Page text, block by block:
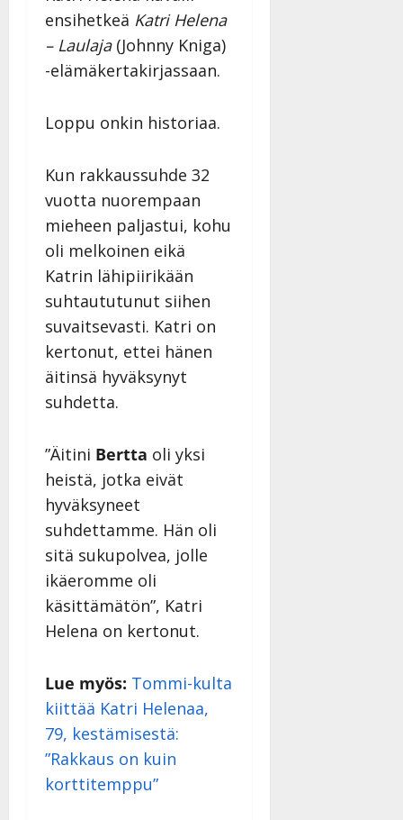
ensihetkeä Katri Helena
– Laulaja (Johnny Kniga)
-elämäkertakirjassaan.
Loppu onkin historiaa.
Kun rakkaussuhde 32
vuotta nuorempaan
mieheen paljastui, kohu
oli melkoinen eikä
Katrin lähipiirikään
suhtaututunut siihen
suvaitsevasti. Katri on
kertonut, ettei hänen
äitinsä hyväksynyt
suhdetta.
”Äitini Bertta oli yksi
heistä, jotka eivät
hyväksyneet
suhdettamme. Hän oli
sitä sukupolvea, jolle
ikäeromme oli
käsittämätön”, Katri
Helena on kertonut.
Lue myös: Tommi-kulta
kiittää Katri Helenaa,
79, kestämisestä:
”Rakkaus on kuin
korttitemppu”